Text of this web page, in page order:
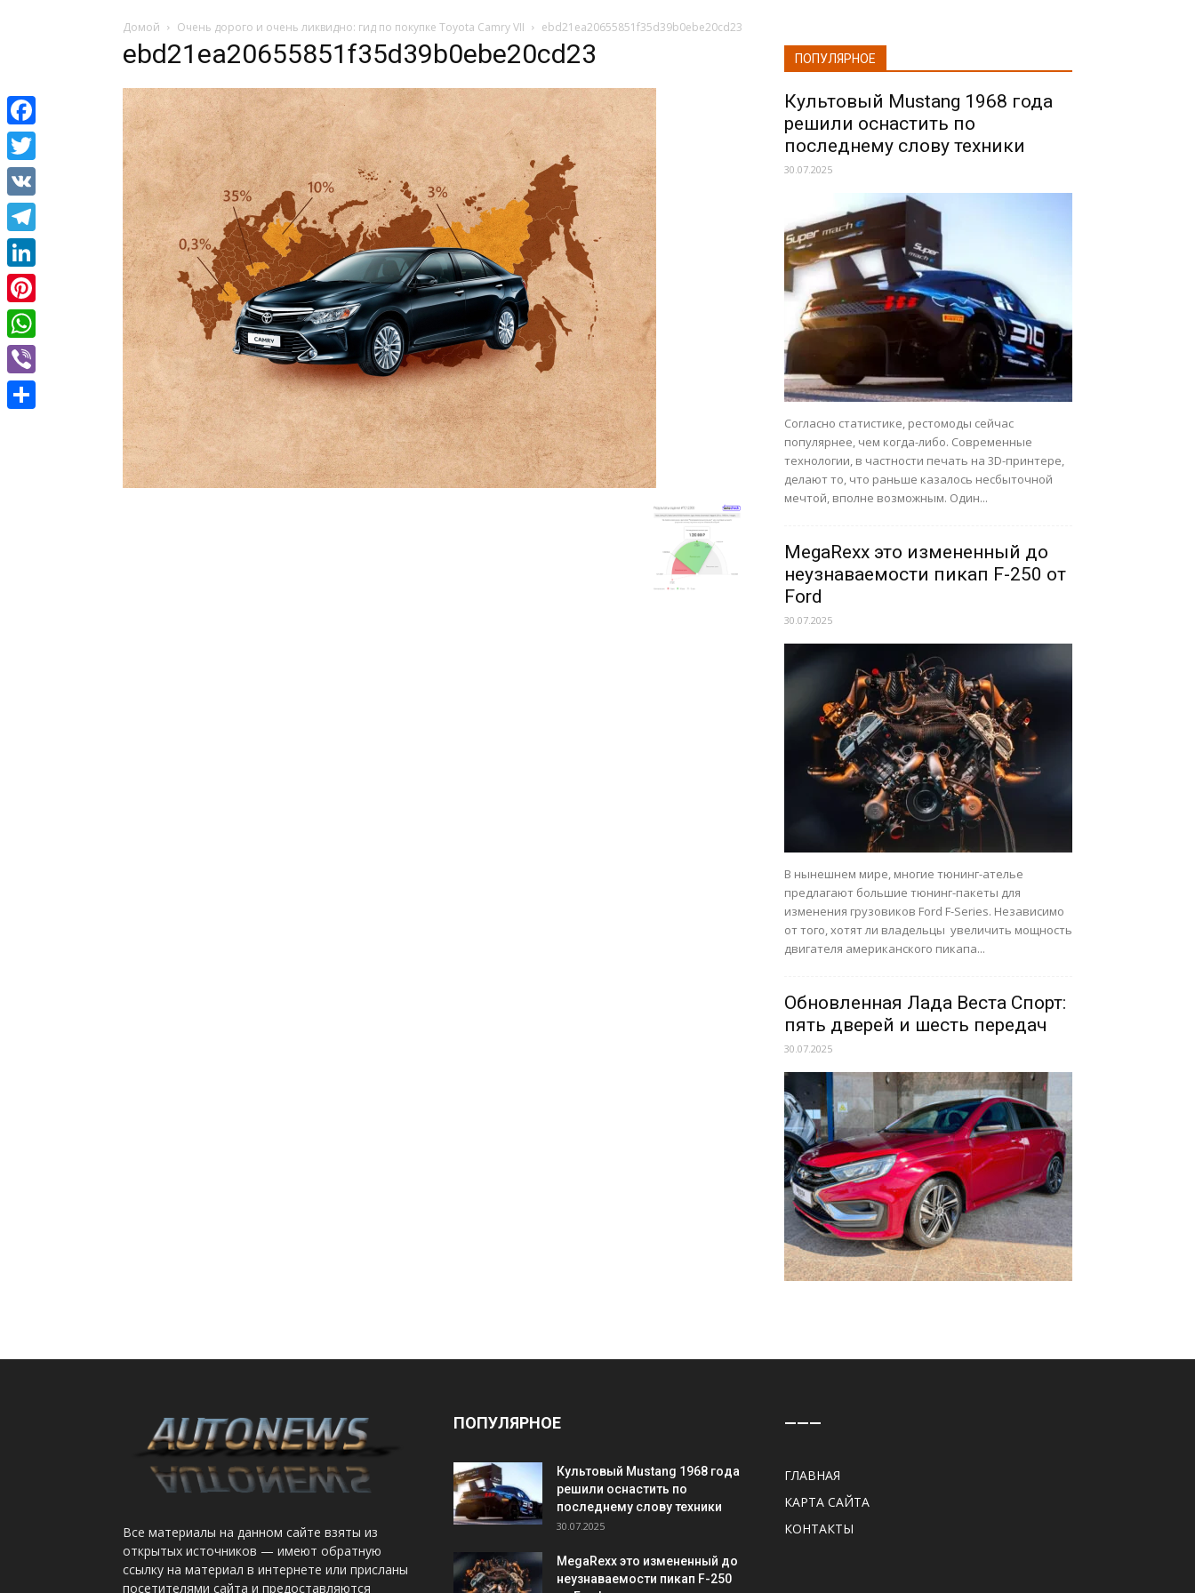
Домой Очень дорого и очень ликвидно: гид по покупке Toyota Camry VII ebd21ea20655851f35d39b0ebe20cd23
ebd21ea20655851f35d39b0ebe20cd23 ПОПУЛЯРНОЕ
Культовый Mustang 1968 года
решили оснастить по
последнему слову техники
30.07.2025
Согласно статистике, рестомоды сейчас
популярнее, чем когда-либо. Современные
технологии, в частности печать на 3D-принтере,
делают то, что раньше казалось несбыточной
мечтой, вполне возможным. Один...
MegaRexx это измененный до
неузнаваемости пикап F-250 от
Ford
30.07.2025
В нынешнем мире, многие тюнинг-ателье
предлагают большие тюнинг-пакеты для
изменения грузовиков Ford F-Series. Независимо
от того, хотят ли владельцы увеличить мощность
двигателя американского пикапа...
Обновленная Лада Веста Спорт:
пять дверей и шесть передач
30.07.2025
Все материалы на данном сайте взяты из
открытых источников — имеют обратную
ссылку на материал в интернете или присланы
посетителями сайта и предоставляются
ПОПУЛЯРНОЕ
Культовый Mustang 1968 года
решили оснастить по
последнему слову техники
30.07.2025
MegaRexx это измененный до
неузнаваемости пикап F-250
———
ГЛАВНАЯ
КАРТА САЙТА
КОНТАКТЫ
Facebook
Twitter
VK
Telegram
LinkedIn
Pinterest
WhatsApp
Viber